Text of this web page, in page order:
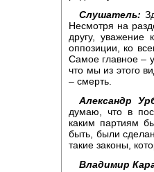
Слушатель:
Несмотря на
другу, уважение
оппозиции, ко
Самое главное –
что мы из этого
– смерть.
Александр
думаю, что в
каким партиям
быть, были
такие законы,
Владимир